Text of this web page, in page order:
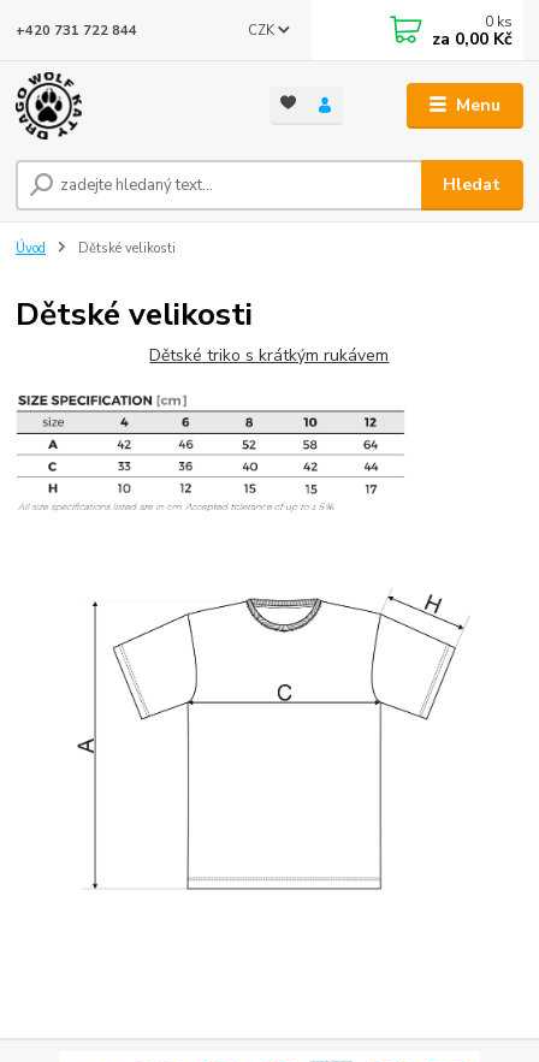
Menu
CZK
Hledat
+420 731 722 844 0 ks
za 0,00 Kč
Úvod Dětské velikosti
Dětské velikosti
Dětské triko s krátkým rukávem